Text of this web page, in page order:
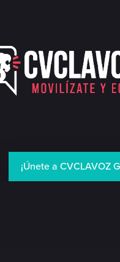
¡Únete a CVCLAVOZ
¡Únete a CVCLAVOZ
¡Únete a CVCLAVOZ